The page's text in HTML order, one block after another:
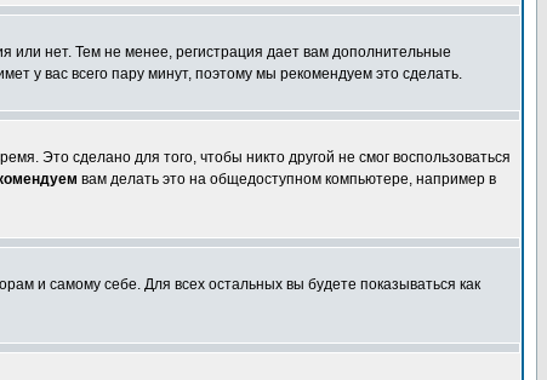
или нет. Тем не менее, регистрация дает вам дополнительные
у вас всего пару минут, поэтому мы рекомендуем это сделать.
Это сделано для того, чтобы никто другой не смог воспользоваться
вам делать это на общедоступном компьютере, например в
и самому себе. Для всех остальных вы будете показываться как